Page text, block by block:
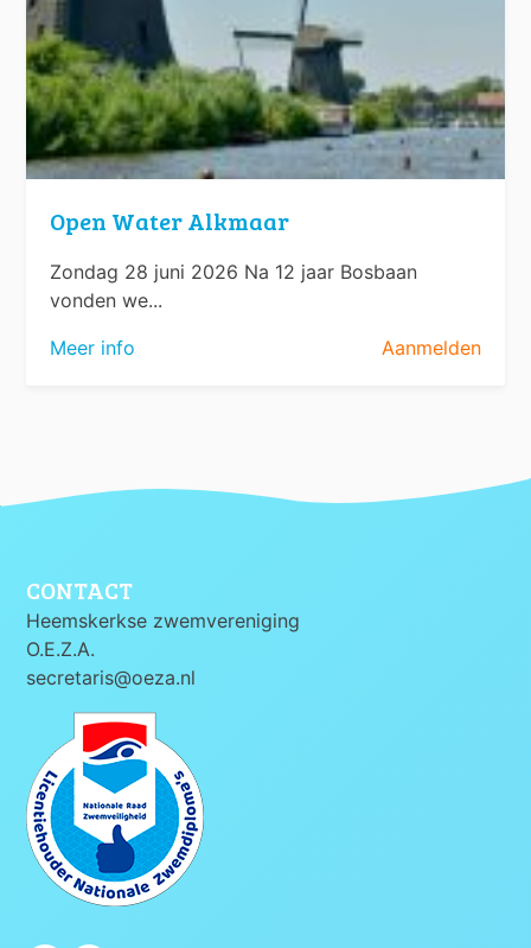
Open Water Alkmaar
Zondag 28 juni 2026 Na 12 jaar Bosbaan
vonden we...
Meer info
Aanmelden
CONTACT
Heemskerkse zwemvereniging
O.E.Z.A.
secretaris@oeza.nl